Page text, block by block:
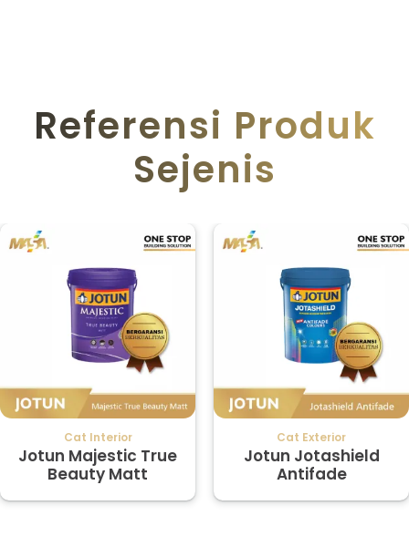
Referensi Produk
Sejenis
Cat Interior
Jotun Majestic True
Beauty Matt
Cat Exterior
Jotun Jotashield
Antifade